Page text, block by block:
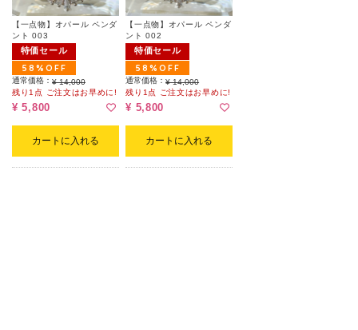
【一点物】オパール ペンダ
ント 003
特価セール
58%OFF
通常価格： ¥ 14,000
残り1点 ご注文はお早めに!
¥ 5,800
カートに入れる
【一点物】オパール ペンダ
ント 002
特価セール
58%OFF
通常価格：¥ 14,000
残り1点 ご注文はお早めに!
¥ 5,800
カートに入れる